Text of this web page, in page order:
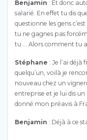
Benjamin : Et donc
salarié. En effet tu dis
questionne les gens
tu ne gagnes pas
tu … Alors comment tu
Stéphane : Je l’ai
quelqu’un, voilà je
nouveau chez un
entreprise et je lui dis
donné mon préavis à
Benjamin : Déjà à ce